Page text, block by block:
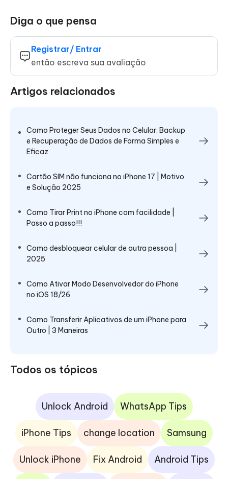
Diga o que pensa
Registrar/ Entrar
então escreva sua avaliação
Artigos relacionados
Como Proteger Seus Dados no Celular: Backup
e Recuperação de Dados de Forma Simples e
Eficaz
Cartão SIM não funciona no iPhone 17 | Motivo
e Solução 2025
Como Tirar Print no iPhone com facilidade |
Passo a passo!!!
Como desbloquear celular de outra pessoa |
2025
Como Ativar Modo Desenvolvedor do iPhone
no iOS 18/26
Como Transferir Aplicativos de um iPhone para
Outro | 3 Maneiras
Todos os tópicos
Unlock Android WhatsApp Tips
iPhone Tips change location Samsung
Unlock iPhone Fix Android Android Tips